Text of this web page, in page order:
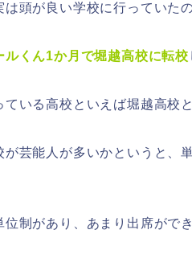
は頭が良い学校に行っていた
ルくん1か月で堀越高校に転校
ている高校といえば堀越高校
が芸能人が多いかというと、
位制があり、あまり出席がで